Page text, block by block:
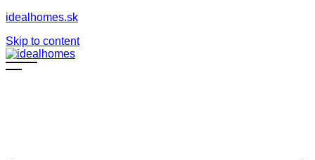
idealhomes.sk
Skip to content